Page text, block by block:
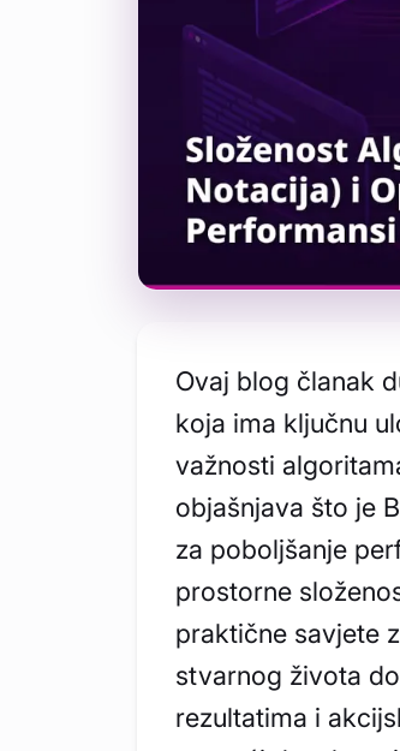
Ovaj blog članak
koja ima ključnu
važnosti
objašnjava što je
za poboljšanje
prostorne
praktične savjete
stvarnog života
rezultatima i